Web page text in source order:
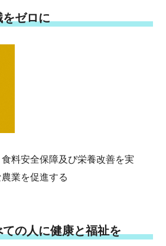
をゼロに
料安全保障及び栄養改善を実
業を促進する
ての人に健康と福祉を